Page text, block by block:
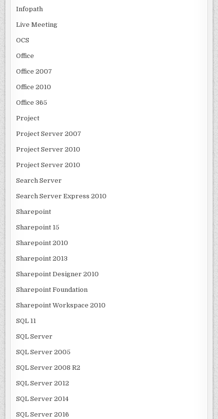
Infopath
Live Meeting
OCS
Office
Office 2007
Office 2010
Office 365
Project
Project Server 2007
Project Server 2010
Project Server 2010
Search Server
Search Server Express 2010
Sharepoint
Sharepoint 15
Sharepoint 2010
Sharepoint 2013
Sharepoint Designer 2010
Sharepoint Foundation
Sharepoint Workspace 2010
SQL 11
SQL Server
SQL Server 2005
SQL Server 2008 R2
SQL Server 2012
SQL Server 2014
SQL Server 2016